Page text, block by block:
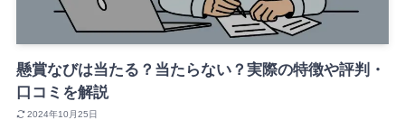
懸賞なびは当たる？当たらない？実際の特徴や評判・
口コミを解説
2024年10月25日